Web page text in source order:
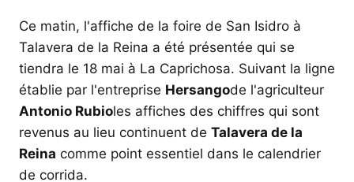
Ce matin, l'affiche de la foire de San Isidro à
Talavera de la Reina a été présentée qui se
tiendra le 18 mai à La Caprichosa. Suivant la ligne
établie par l'entreprise Hersangode l'agriculteur
Antonio Rubioles affiches des chiffres qui sont
revenus au lieu continuent de Talavera de la
Reina comme point essentiel dans le calendrier
de corrida.